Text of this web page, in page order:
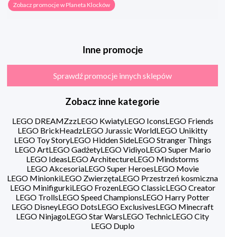
Zobacz promocje w Planeta Klocków
Inne promocje
Sprawdź promocje innych sklepów
Zobacz inne kategorie
LEGO DREAMZzzLEGO KwiatyLEGO IconsLEGO Friends
LEGO BrickHeadzLEGO Jurassic WorldLEGO Unikitty
LEGO Toy StoryLEGO Hidden SideLEGO Stranger Things
LEGO ArtLEGO GadżetyLEGO VidiyoLEGO Super Mario
LEGO IdeasLEGO ArchitectureLEGO Mindstorms
LEGO AkcesoriaLEGO Super HeroesLEGO Movie
LEGO MinionkiLEGO ZwierzętaLEGO Przestrzeń kosmiczna
LEGO MinifigurkiLEGO FrozenLEGO ClassicLEGO Creator
LEGO TrollsLEGO Speed ChampionsLEGO Harry Potter
LEGO DisneyLEGO DotsLEGO ExclusivesLEGO Minecraft
LEGO NinjagoLEGO Star WarsLEGO TechnicLEGO City
LEGO Duplo